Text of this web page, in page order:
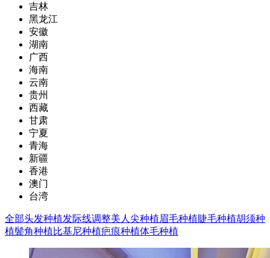
吉林
黑龙江
安徽
湖南
广西
海南
云南
贵州
西藏
甘肃
宁夏
青海
新疆
香港
澳门
台湾
全部头发种植发际线调整美人尖种植眉毛种植睫毛种植胡须种
植鬓角种植比基尼种植疤痕种植体毛种植